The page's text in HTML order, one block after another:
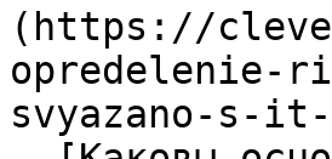
(https://
opredelenie-
svyazano-s-